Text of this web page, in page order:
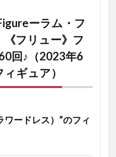
ーラム・フ
《フリュー》フ
回♪（2023年6
ギュア）
ワードレス）”のフィ